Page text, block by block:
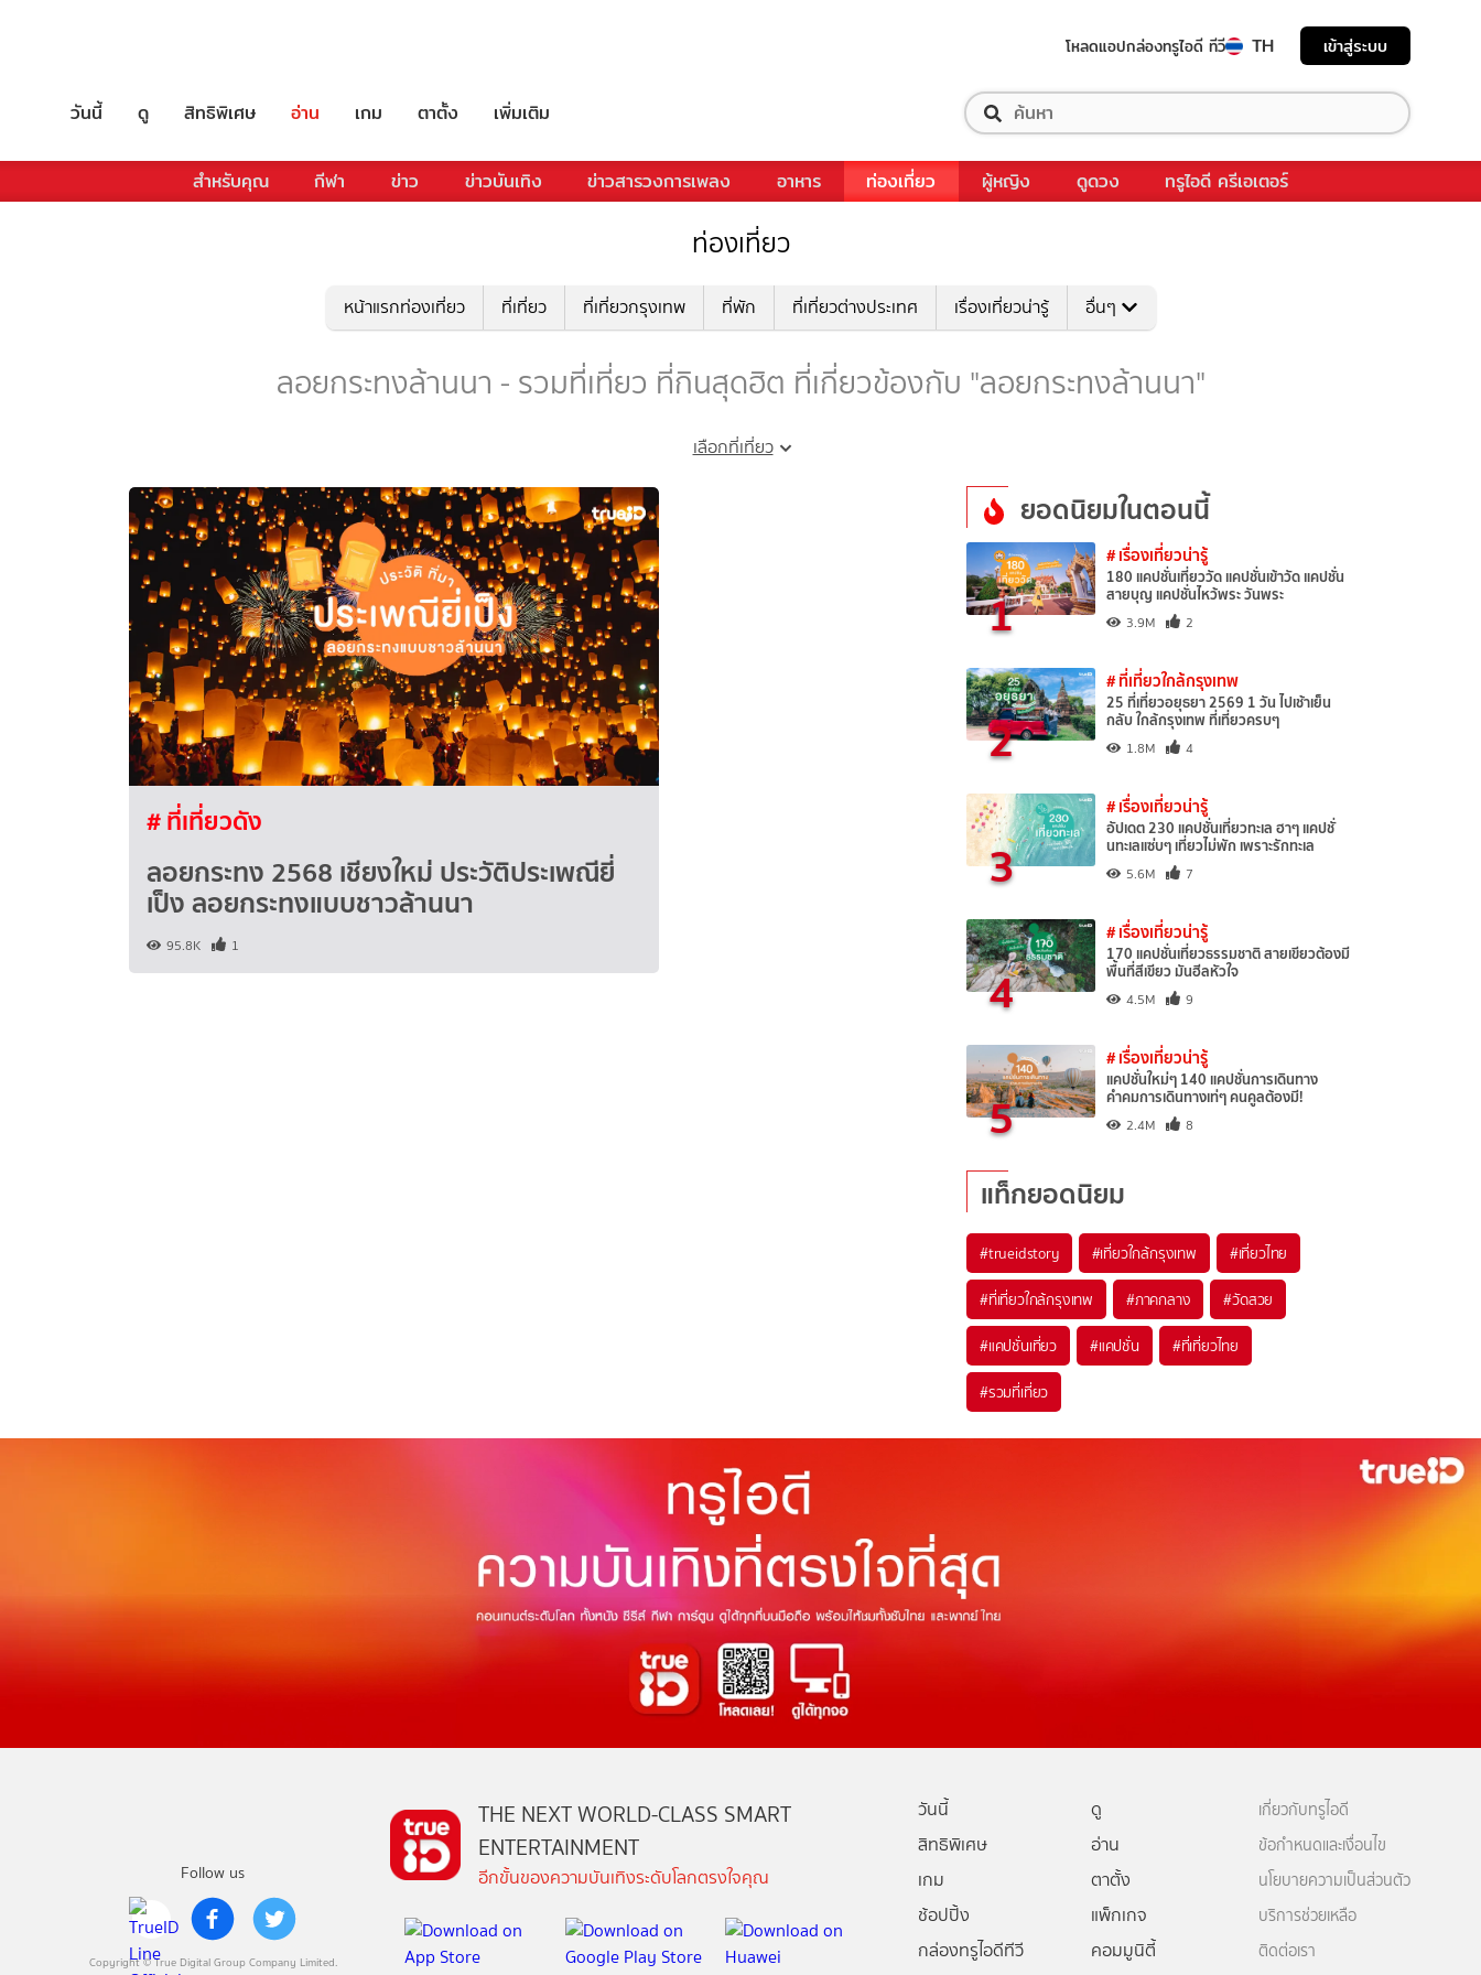
โหลดแอปกล่องทรูไอดี ทีวี TH เข้าสู่ระบบ
วันนี้ ดู สิทธิพิเศษ อ่าน เกม ตาตั้ง เพิ่มเติม
สำหรับคุณ กีฬา ข่าว ข่าวบันเทิง ข่าวสารวงการเพลง อาหาร ท่องเที่ยว ผู้หญิง ดูดวง ทรูไอดี ครีเอเตอร์
ท่องเที่ยว
หน้าแรกท่องเที่ยว ที่เที่ยว ที่เที่ยวกรุงเทพ ที่พัก ที่เที่ยวต่างประเทศ เรื่องเที่ยวน่ารู้ อื่นๆ
ลอยกระทงล้านนา - รวมที่เที่ยว ที่กินสุดฮิต ที่เกี่ยวข้องกับ "ลอยกระทงล้านนา"
เลือกที่เที่ยว
# ที่เที่ยวดัง
ลอยกระทง 2568 เชียงใหม่ ประวัติประเพณียี่
เป็ง ลอยกระทงแบบชาวล้านนา
95.8K 1
ยอดนิยมในตอนนี้
1
# เรื่องเที่ยวน่ารู้
180 แคปชั่นเที่ยววัด แคปชั่นเข้าวัด แคปชั่น
สายบุญ แคปชั่นไหว้พระ วันพระ
3.9M 2
2
# ที่เที่ยวใกล้กรุงเทพ
25 ที่เที่ยวอยุธยา 2569 1 วัน ไปเช้าเย็น
กลับ ใกล้กรุงเทพ ที่เที่ยวครบๆ
1.8M 4
3
# เรื่องเที่ยวน่ารู้
อัปเดต 230 แคปชั่นเที่ยวทะเล ฮาๆ แคปชั่
นทะเลแซ่บๆ เที่ยวไม่พัก เพราะรักทะเล
5.6M 7
4
# เรื่องเที่ยวน่ารู้
170 แคปชั่นเที่ยวธรรมชาติ สายเขียวต้องมี
พื้นที่สีเขียว มันฮีลหัวใจ
4.5M 9
5
# เรื่องเที่ยวน่ารู้
แคปชั่นใหม่ๆ 140 แคปชั่นการเดินทาง
คำคมการเดินทางเท่ๆ คนคูลต้องมี!
2.4M 8
แท็กยอดนิยม
#trueidstory #เที่ยวใกล้กรุงเทพ #เที่ยวไทย
#ที่เที่ยวใกล้กรุงเทพ #ภาคกลาง #วัดสวย
#แคปชั่นเที่ยว #แคปชั่น #ที่เที่ยวไทย
#รวมที่เที่ยว
Follow us
Copyright © True Digital Group Company Limited.
THE NEXT WORLD-CLASS SMART
ENTERTAINMENT
อีกขั้นของความบันเทิงระดับโลกตรงใจคุณ
วันนี้
ดู
สิทธิพิเศษ
อ่าน
เกม
ตาตั้ง
ช้อปปิ้ง
แพ็กเกจ
กล่องทรูไอดีทีวี
คอมมูนิตี้
เกี่ยวกับทรูไอดี
ข้อกำหนดและเงื่อนไข
นโยบายความเป็นส่วนตัว
บริการช่วยเหลือ
ติดต่อเรา